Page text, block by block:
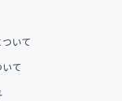
いて
て